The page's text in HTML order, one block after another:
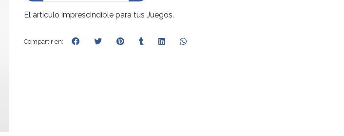
El artículo imprescindible para tus Juegos.
Compartir en: